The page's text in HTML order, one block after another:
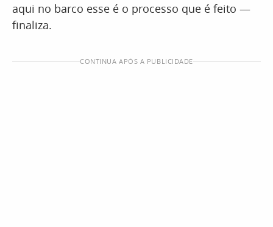
aqui no barco esse é o processo que é feito —
finaliza.
CONTINUA APÓS A PUBLICIDADE